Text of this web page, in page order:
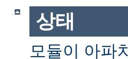
상태
모듈이 아파